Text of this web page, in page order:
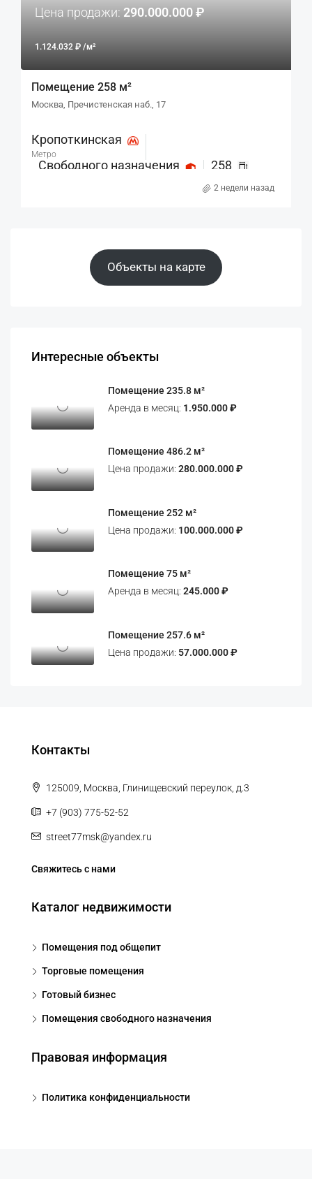
Цена продажи: 290.000.000 ₽
1.124.032 ₽ /м²
Помещение 258 м²
Москва, Пречистенская наб., 17
Кропоткинская
Метро
Свободного назначения 258
2 недели назад
Объекты на карте
Интересные объекты
Помещение 235.8 м²
Аренда в месяц: 1.950.000 ₽
Помещение 486.2 м²
Цена продажи: 280.000.000 ₽
Помещение 252 м²
Цена продажи: 100.000.000 ₽
Помещение 75 м²
Аренда в месяц: 245.000 ₽
Помещение 257.6 м²
Цена продажи: 57.000.000 ₽
Контакты
125009, Москва, Глинищевский переулок, д.3
+7 (903) 775-52-52
street77msk@yandex.ru
Свяжитесь с нами
Каталог недвижимости
Помещения под общепит
Торговые помещения
Готовый бизнес
Помещения свободного назначения
Правовая информация
Политика конфиденциальности